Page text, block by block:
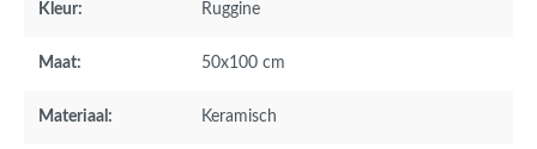
Kleur: Ruggine
Maat: 50x100 cm
Materiaal: Keramisch